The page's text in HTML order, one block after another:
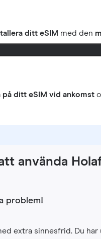
ditt eSIM med den
på ditt eSIM vid ankomst
använda
problem!
extra sinnesfrid. Du